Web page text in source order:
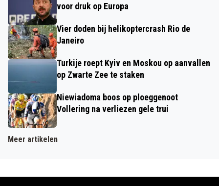
voor druk op Europa
Vier doden bij helikoptercrash Rio de
Janeiro
Turkije roept Kyiv en Moskou op aanvallen
op Zwarte Zee te staken
Niewiadoma boos op ploeggenoot
Vollering na verliezen gele trui
Meer artikelen